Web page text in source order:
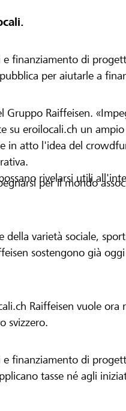
finanziamento di
per aiutarle a
Gruppo Raiffeisen.
su eroilocali.ch un
in atto l'idea del
rivelarsi utili
per il mondo
della varietà sociale,
sostengono già
Raiffeisen vuole
svizzero.
finanziamento di
tasse né agli